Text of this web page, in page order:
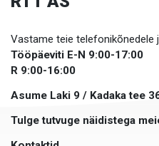
Vastame teie telefonikõnedele
Tööpäeviti E-N 9:00-17:00
R 9:00-16:00
Asume Laki 9 / Kadaka tee
Tulge tutvuge näidistega